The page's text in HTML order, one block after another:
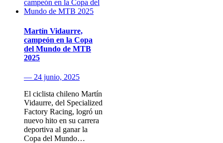
Martín Vidaurre,
campeón en la Copa
del Mundo de MTB
2025
— 24 junio, 2025
El ciclista chileno Martín
Vidaurre, del Specialized
Factory Racing, logró un
nuevo hito en su carrera
deportiva al ganar la
Copa del Mundo…